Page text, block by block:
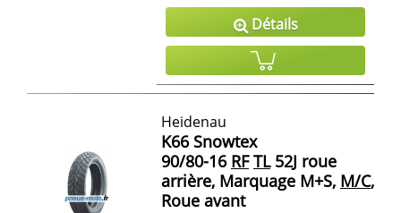
Détails
Heidenau
K66 Snowtex
90/80-16 RF TL52J roue
arrière, Marquage M+S, M/C,
Roue avant